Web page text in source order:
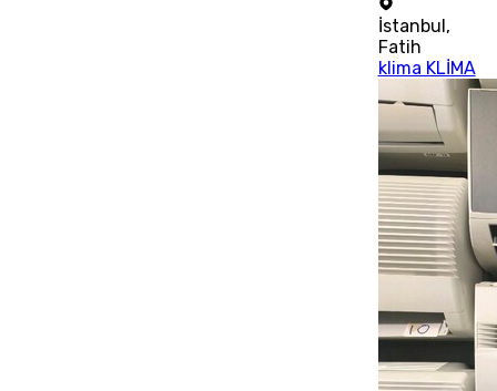
İstanbul ,
Fatih
klima KLİMA